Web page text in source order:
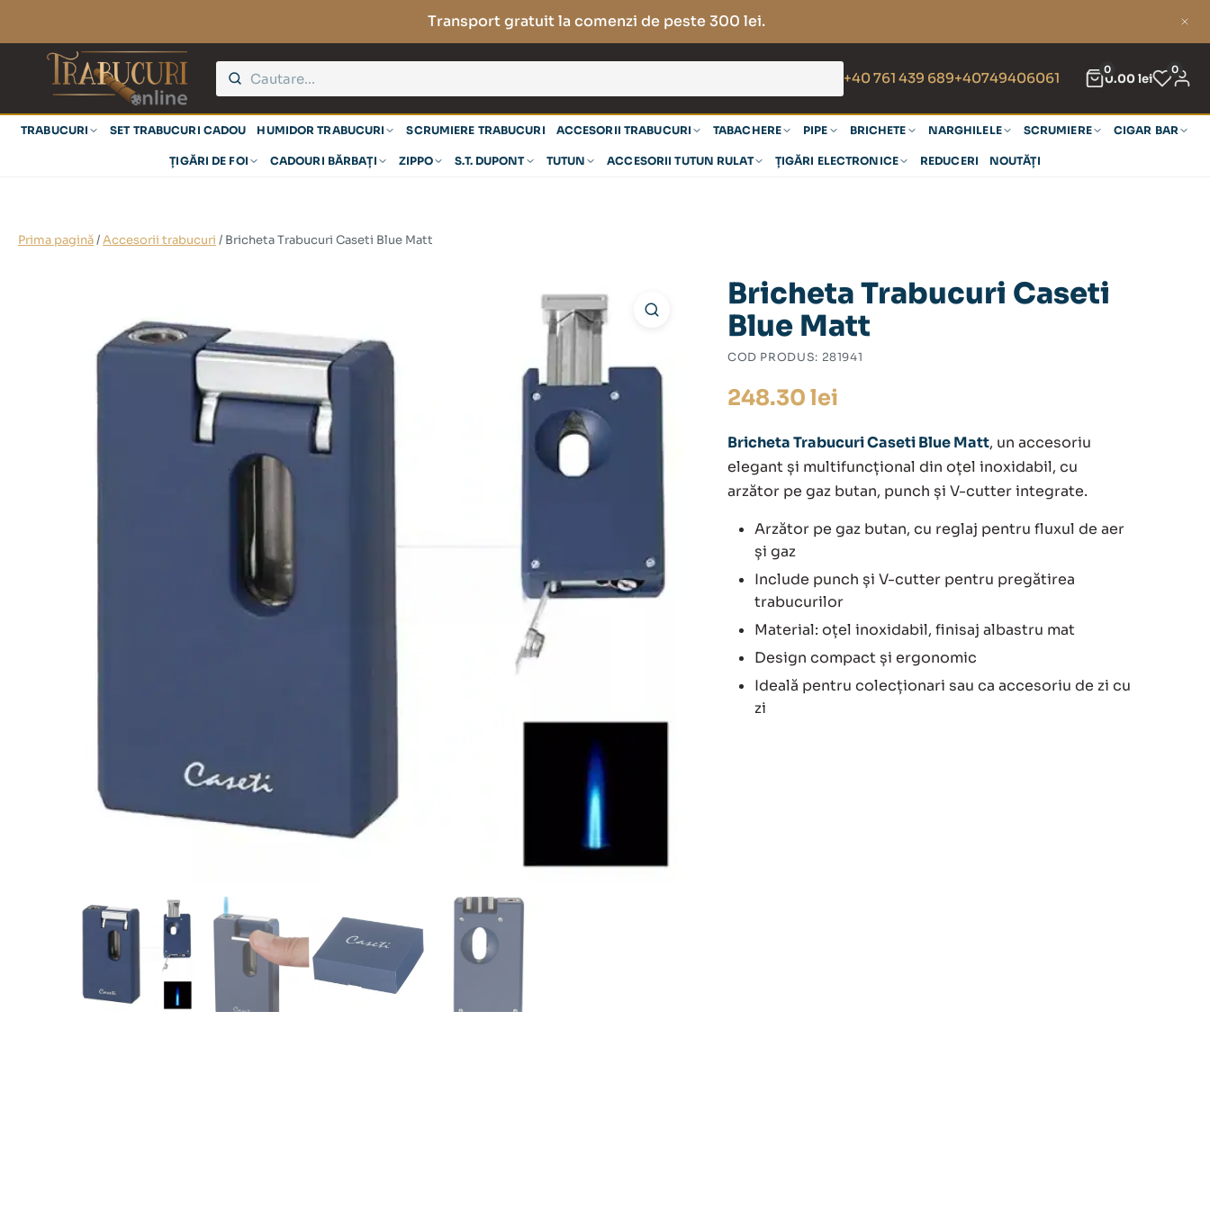
Transport gratuit la comenzi de peste 300 lei.
+40 761 439 689+40749406061 0
0.00lei
0
TRABUCURI SET TRABUCURI CADOU HUMIDOR TRABUCURI SCRUMIERE TRABUCURI ACCESORII TRABUCURI TABACHERE PIPE BRICHETE NARGHILELE SCRUMIERE CIGAR BAR
ȚIGĂRI DE FOI CADOURI BĂRBAȚI ZIPPO S.T. DUPONT TUTUN ACCESORII TUTUN RULAT ȚIGĂRI ELECTRONICE REDUCERI NOUTĂȚI
Prima pagină/Accesorii trabucuri / Bricheta Trabucuri Caseti Blue Matt
Bricheta Trabucuri Caseti
Blue Matt
COD PRODUS: 281941
248.30 lei
Bricheta Trabucuri Caseti Blue Matt, un accesoriu
elegant și multifuncțional din oțel inoxidabil, cu
arzător pe gaz butan, punch și V-cutter integrate.
Arzător pe gaz butan, cu reglaj pentru fluxul de aer
și gaz
Include punch și V-cutter pentru pregătirea
trabucurilor
Material: oțel inoxidabil, finisaj albastru mat
Design compact și ergonomic
Ideală pentru colecționari sau ca accesoriu de zi cu
zi